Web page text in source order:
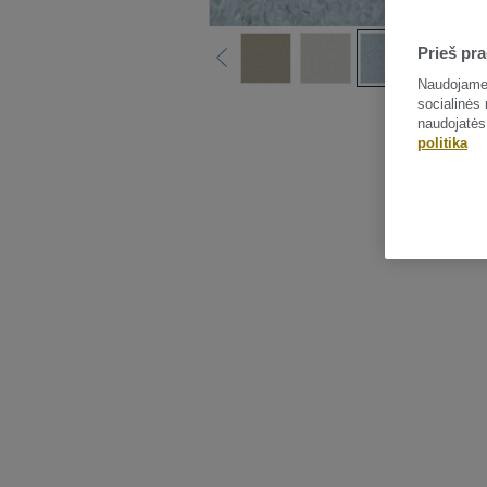
Prieš
socialinės
politika